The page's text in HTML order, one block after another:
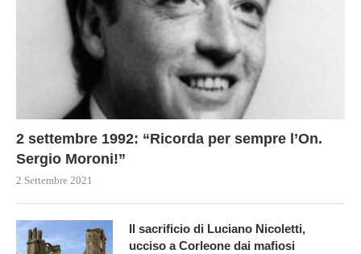
2 settembre 1992: “Ricorda per sempre l’On.
Sergio Moroni!”
2 Settembre 2021
Il sacrificio di Luciano Nicoletti,
ucciso a Corleone dai mafiosi